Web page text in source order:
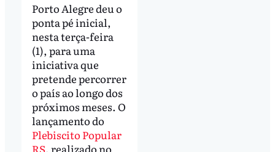
Porto Alegre deu o
ponta pé inicial,
nesta terça-feira
(1), para uma
iniciativa que
pretende percorrer
o país ao longo dos
próximos meses. O
lançamento do
Plebiscito Popular
RS, realizado no